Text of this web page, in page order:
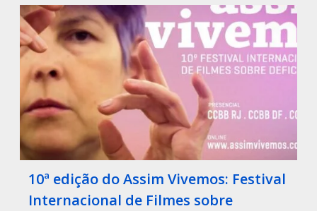
10ª edição do Assim Vivemos: Festival
Internacional de Filmes sobre